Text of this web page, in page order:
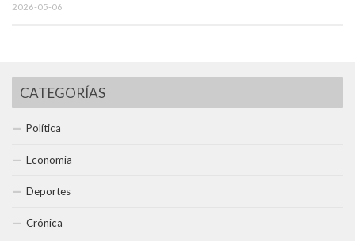
2026-05-06
CATEGORÍAS
Política
Economía
Deportes
Crónica